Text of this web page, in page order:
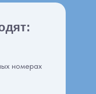
номерах